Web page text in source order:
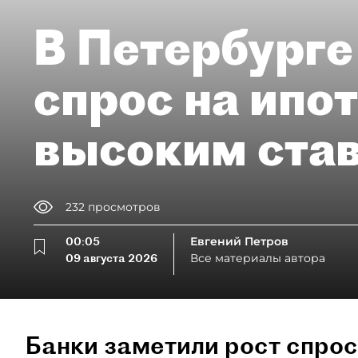
В
спрос на
высоким
232 просмотров
00:05
09 августа 2026
Евгений Петров
Все материалы автора
Банки заметили рост